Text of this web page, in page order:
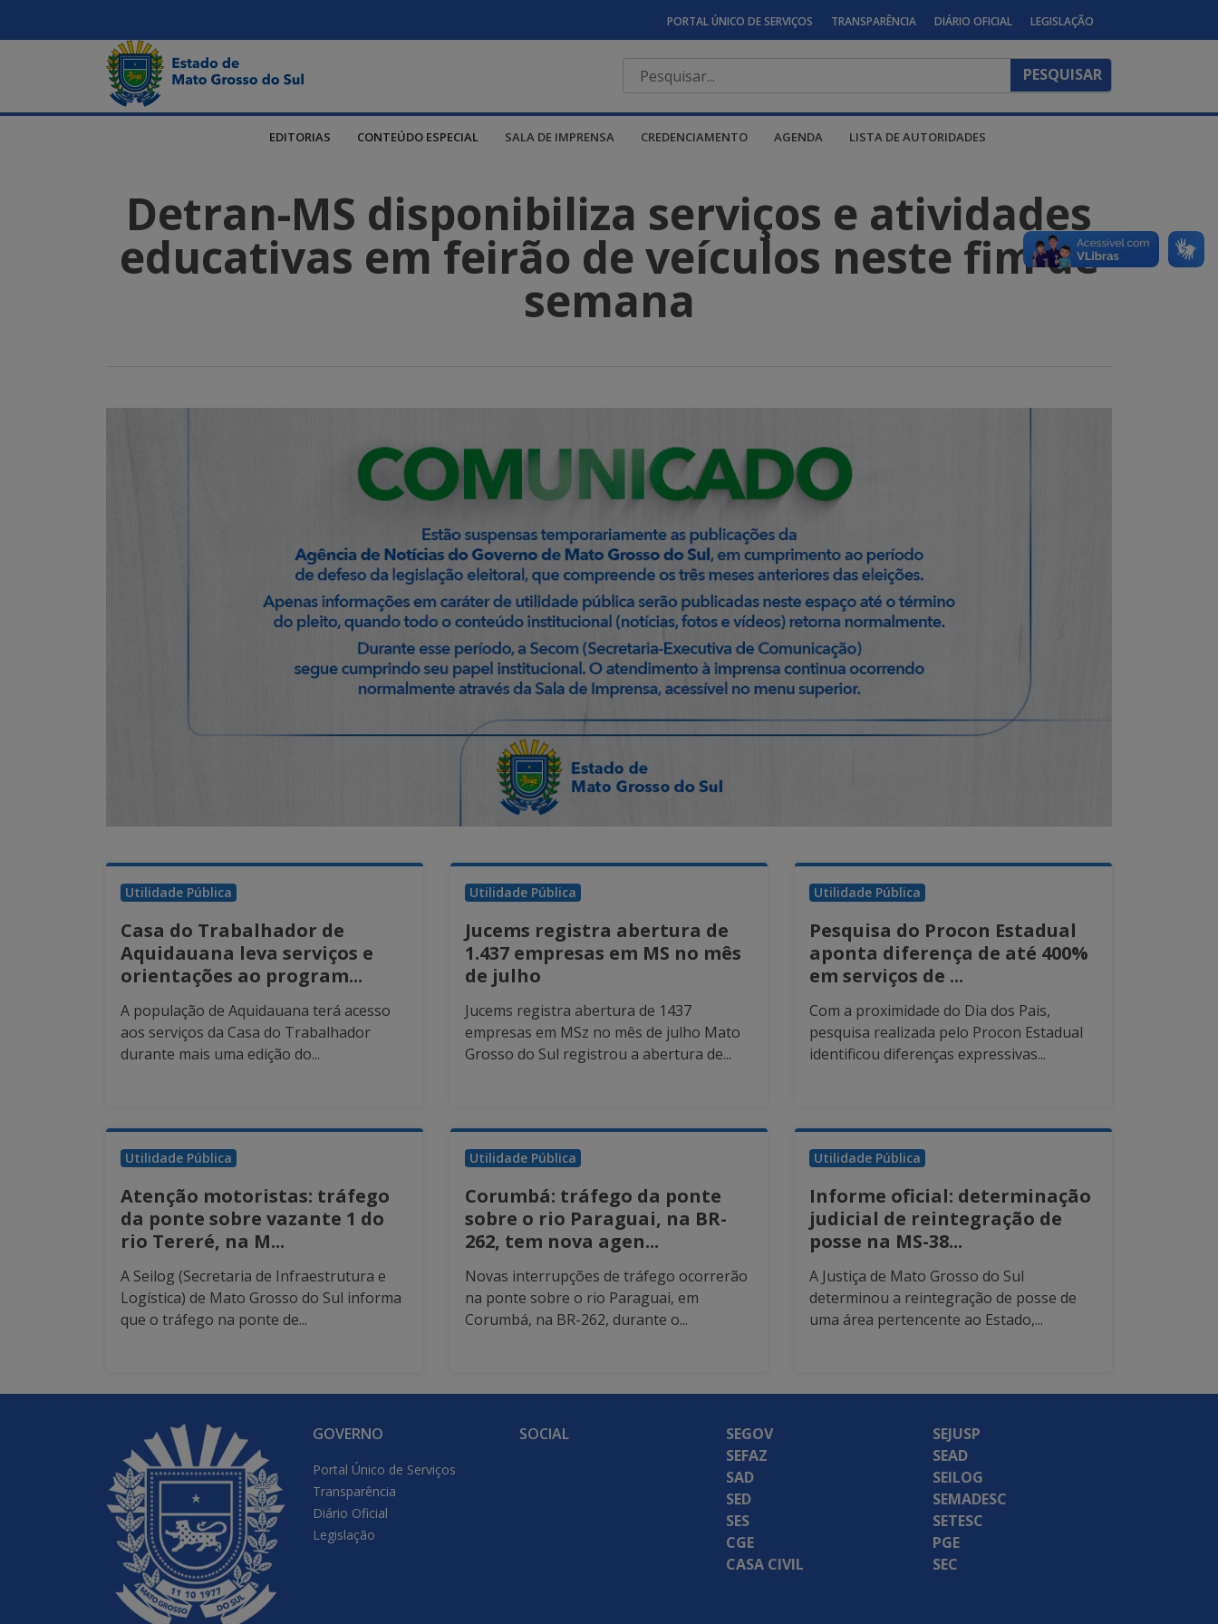
PORTAL ÚNICO DE SERVIÇOS TRANSPARÊNCIA DIÁRIO OFICIAL LEGISLAÇÃO
EDITORIAS CONTEÚDO ESPECIAL SALA DE IMPRENSA CREDENCIAMENTO AGENDA LISTA DE AUTORIDADES
Detran-MS disponibiliza serviços e atividades
educativas em feirão de veículos neste fim de
semana
Utilidade Pública
Casa do Trabalhador de
Aquidauana leva serviços e
orientações ao program...
A população de Aquidauana terá acesso
aos serviços da Casa do Trabalhador
durante mais uma edição do...
Utilidade Pública
Jucems registra abertura de
1.437 empresas em MS no mês
de julho
Jucems registra abertura de 1437
empresas em MSz no mês de julho Mato
Grosso do Sul registrou a abertura de...
Utilidade Pública
Pesquisa do Procon Estadual
aponta diferença de até 400%
em serviços de ...
Com a proximidade do Dia dos Pais,
pesquisa realizada pelo Procon Estadual
identificou diferenças expressivas...
Utilidade Pública
Atenção motoristas: tráfego
da ponte sobre vazante 1 do
rio Tereré, na M...
A Seilog (Secretaria de Infraestrutura e
Logística) de Mato Grosso do Sul informa
que o tráfego na ponte de...
Utilidade Pública
Corumbá: tráfego da ponte
sobre o rio Paraguai, na BR-
262, tem nova agen...
Novas interrupções de tráfego ocorrerão
na ponte sobre o rio Paraguai, em
Corumbá, na BR-262, durante o...
Utilidade Pública
Informe oficial: determinação
judicial de reintegração de
posse na MS-38...
A Justiça de Mato Grosso do Sul
determinou a reintegração de posse de
uma área pertencente ao Estado,...
GOVERNO
Portal Único de Serviços
Transparência
Diário Oficial
Legislação
SOCIAL
SEGOV
SEFAZ
SAD
SED
SES
CGE
CASA CIVIL
SEJUSP
SEAD
SEILOG
SEMADESC
SETESC
PGE
SEC